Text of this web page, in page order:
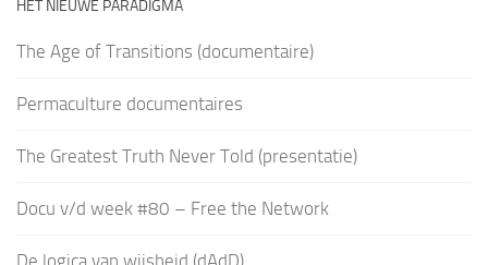
HET NIEUWE PARADIGMA
The Age of Transitions (documentaire)
Permaculture documentaires
The Greatest Truth Never Told (presentatie)
Docu v/d week #80 – Free the Network